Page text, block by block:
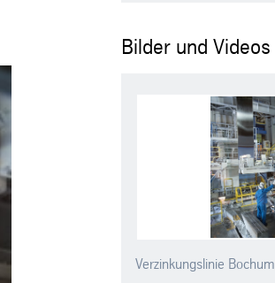
Bilder und Videos
Verzinkungslinie Bochum